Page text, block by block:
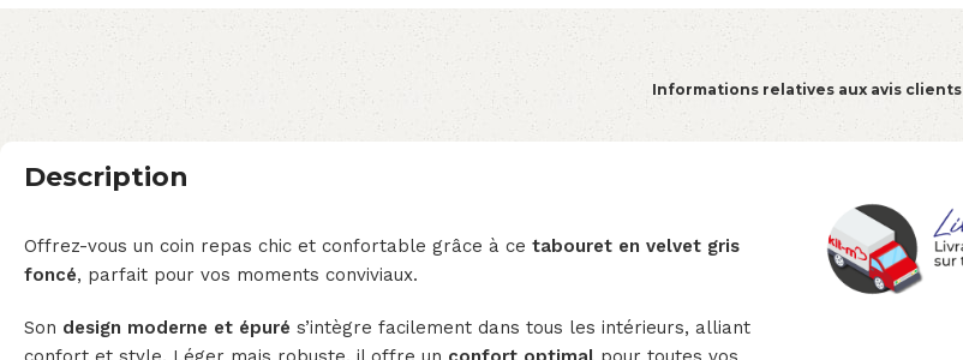
Informations relatives aux avis clients
Description
Offrez-vous un coin repas chic et confortable grâce à ce tabouret en velvet gris
foncé, parfait pour vos moments conviviaux.
Son design moderne et épuré s’intègre facilement dans tous les intérieurs, alliant